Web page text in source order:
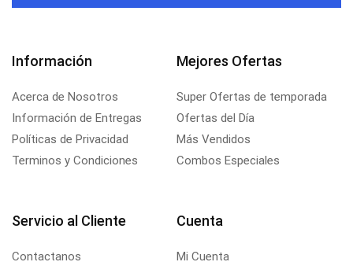
Información
Acerca de Nosotros
Información de Entregas
Políticas de Privacidad
Terminos y Condiciones
Mejores Ofertas
Super Ofertas de temporada
Ofertas del Día
Más Vendidos
Combos Especiales
Servicio al Cliente
Contactanos
Cuenta
Mi Cuenta